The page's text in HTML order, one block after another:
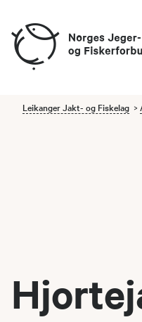
Leikanger Jakt- og Fiskelag